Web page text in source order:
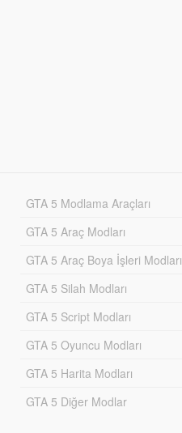
GTA 5 Modlama Araçları
GTA 5 Araç Modları
GTA 5 Araç Boya İşleri Modları
GTA 5 Silah Modları
GTA 5 Script Modları
GTA 5 Oyuncu Modları
GTA 5 Harita Modları
GTA 5 Diğer Modlar